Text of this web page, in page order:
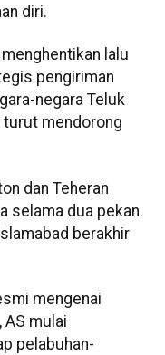
diri.
lalu
pengiriman
negara Teluk
turut mendorong
dan Teheran
selama dua pekan.
berakhir
mengenai
AS mulai
pelabuhan-